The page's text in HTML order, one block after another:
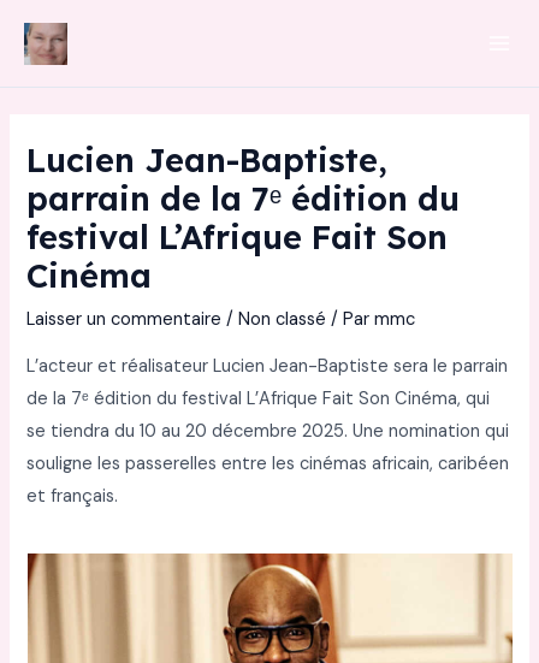
Lucien Jean-Baptiste,
parrain de la 7ᵉ édition du
festival L’Afrique Fait Son
Cinéma
Laisser un commentaire /Non classé / Parmmc
L’acteur et réalisateur Lucien Jean-Baptiste sera le parrain
de la 7ᵉ édition du festival L’Afrique Fait Son Cinéma, qui
se tiendra du 10 au 20 décembre 2025. Une nomination qui
souligne les passerelles entre les cinémas africain, caribéen
et français.